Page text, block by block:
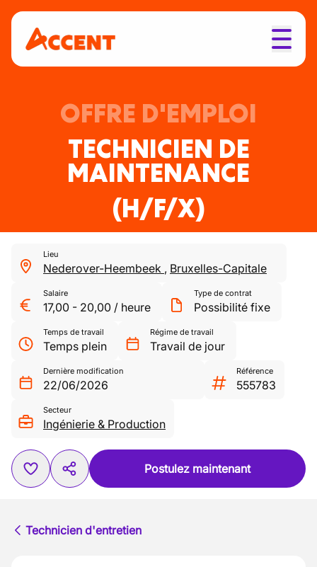
OFFRE D'EMPLOI
TECHNICIEN DE
MAINTENANCE
(H/F/X)
Lieu
Nederover-Heembeek , Bruxelles-Capitale
Salaire
17,00 - 20,00 / heure
Type de contrat
Possibilité fixe
Temps de travail
Temps plein
Régime de travail
Travail de jour
Dernière modification
22/06/2026
Référence
555783
Secteur
Ingénierie & Production
Postulez maintenant
Technicien d'entretien